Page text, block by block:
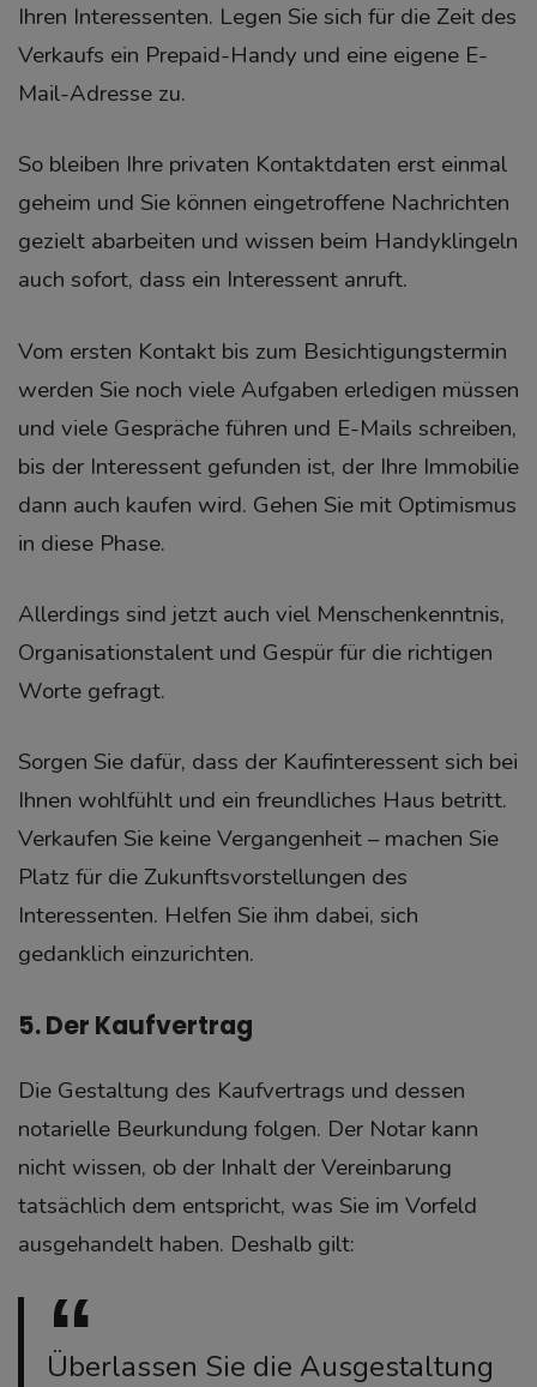
Ihren Interessenten. Legen Sie sich für die Zeit des
Verkaufs ein Prepaid-Handy und eine eigene E-
Mail-Adresse zu.
So bleiben Ihre privaten Kontaktdaten erst einmal
geheim und Sie können eingetroffene Nachrichten
gezielt abarbeiten und wissen beim Handyklingeln
auch sofort, dass ein Interessent anruft.
Vom ersten Kontakt bis zum Besichtigungstermin
werden Sie noch viele Aufgaben erledigen müssen
und viele Gespräche führen und E-Mails schreiben,
bis der Interessent gefunden ist, der Ihre Immobilie
dann auch kaufen wird. Gehen Sie mit Optimismus
in diese Phase.
Allerdings sind jetzt auch viel Menschenkenntnis,
Organisationstalent und Gespür für die richtigen
Worte gefragt.
Sorgen Sie dafür, dass der Kaufinteressent sich bei
Ihnen wohlfühlt und ein freundliches Haus betritt.
Verkaufen Sie keine Vergangenheit – machen Sie
Platz für die Zukunftsvorstellungen des
Interessenten. Helfen Sie ihm dabei, sich
gedanklich einzurichten.
5. Der Kaufvertrag
Die Gestaltung des Kaufvertrags und dessen
notarielle Beurkundung folgen. Der Notar kann
nicht wissen, ob der Inhalt der Vereinbarung
tatsächlich dem entspricht, was Sie im Vorfeld
ausgehandelt haben. Deshalb gilt:
Überlassen Sie die Ausgestaltung